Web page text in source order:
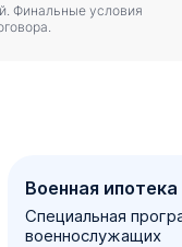
Финальные условия
Военная ипотека
Специальная
военнослужащих